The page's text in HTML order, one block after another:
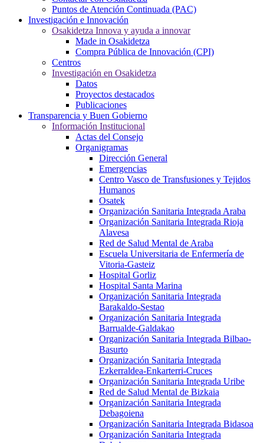
Puntos de Atención Continuada (PAC)
Investigación e Innovación
Osakidetza Innova y ayuda a innovar
Made in Osakidetza
Compra Pública de Innovación (CPI)
Centros
Investigación en Osakidetza
Datos
Proyectos destacados
Publicaciones
Transparencia y Buen Gobierno
Información Institucional
Actas del Consejo
Organigramas
Dirección General
Emergencias
Centro Vasco de Transfusiones y Tejidos
Humanos
Osatek
Organización Sanitaria Integrada Araba
Organización Sanitaria Integrada Rioja
Alavesa
Red de Salud Mental de Araba
Escuela Universitaria de Enfermería de
Vitoria-Gasteiz
Hospital Gorliz
Hospital Santa Marina
Organización Sanitaria Integrada
Barakaldo-Sestao
Organización Sanitaria Integrada
Barrualde-Galdakao
Organización Sanitaria Integrada Bilbao-
Basurto
Organización Sanitaria Integrada
Ezkerraldea-Enkarterri-Cruces
Organización Sanitaria Integrada Uribe
Red de Salud Mental de Bizkaia
Organización Sanitaria Integrada
Debagoiena
Organización Sanitaria Integrada Bidasoa
Organización Sanitaria Integrada